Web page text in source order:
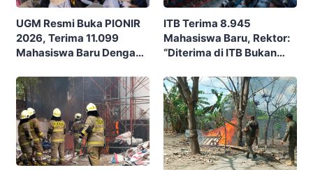
UGM Resmi Buka PIONIR
2026, Terima 11.099
Mahasiswa Baru Dengan
Membangun Bangsa”
ITB Terima 8.945
Mahasiswa Baru, Rektor:
“Diterima di ITB Bukan